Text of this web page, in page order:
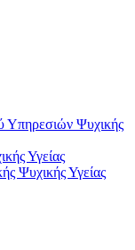
Υπηρεσιών Ψυχικής
Υγείας
Ψυχικής Υγείας